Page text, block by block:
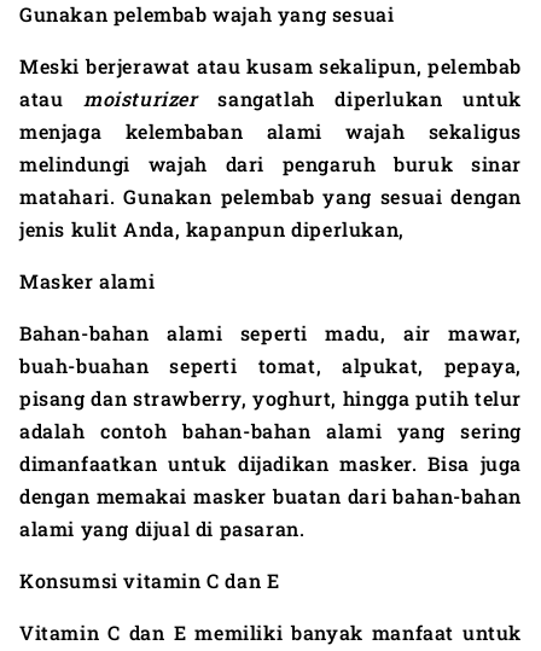
Gunakan pelembab wajah yang sesuai
Meski berjerawat atau kusam sekalipun, pelembab
atau moisturizersangatlah diperlukan untuk
menjaga kelembaban alami wajah sekaligus
melindungi wajah dari pengaruh buruk sinar
matahari. Gunakan pelembab yang sesuai dengan
jenis kulit Anda, kapanpun diperlukan,
Masker alami
Bahan-bahan alami seperti madu, air mawar,
buah-buahan seperti tomat, alpukat, pepaya,
pisang dan strawberry, yoghurt, hingga putih telur
adalah contoh bahan-bahan alami yang sering
dimanfaatkan untuk dijadikan masker. Bisa juga
dengan memakai masker buatan dari bahan-bahan
alami yang dijual di pasaran.
Konsumsi vitaminC dan E
VitaminC dan E memiliki banyak manfaat untuk